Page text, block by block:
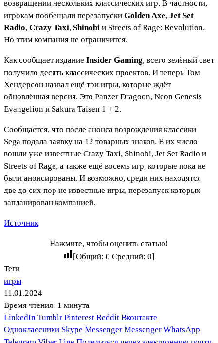
возвращении нескольких классических игр. В частности,
игрокам пообещали перезапуски Golden Axe, Jet Set
Radio, Crazy Taxi, Shinobi и Streets of Rage: Revolution.
Но этим компания не ограничится.
Как сообщает издание Insider Gaming, всего зелёный свет
получило десять классических проектов. И теперь Том
Хендерсон назвал ещё три игры, которые ждёт
обновлённая версия. Это Panzer Dragoon, Neon Genesis
Evangelion и Sakura Taisen 1 + 2.
Сообщается, что после анонса возрождения классики
Sega подала заявку на 12 товарных знаков. В их число
вошли уже известные Crazy Taxi, Shinobi, Jet Set Radio и
Streets of Rage, а также ещё восемь игр, которые пока не
были анонсированы. И возможно, среди них находятся
две до сих пор не известные игры, перезапуск которых
запланирован компанией.
Источник
Нажмите, чтобы оценить статью!
[Общий: 0 Средний: 0]
Теги
игры
11.01.2024
Время чтения: 1 минута
LinkedIn Tumblr Pinterest Reddit Вконтакте
Одноклассники Skype Messenger Messenger WhatsApp